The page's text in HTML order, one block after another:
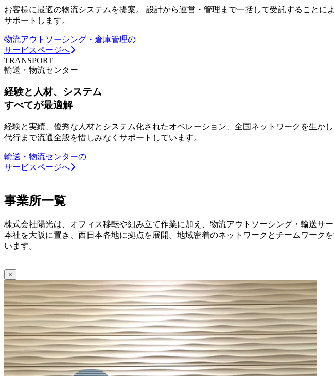
お客様に最適の物流システムを提案。 設計から運営・管理まで一括して受託すること
サポートします。
物流アウトソーシング・倉庫管理の
サービスページへ
TRANSPORT
輸送・物流センター
経験と人材、システム
すべてが最適解
経験と実績、優秀な人材とシステム化されたオペレーション、全国ネットワークを生
代行まで流通全般を惜しみなくサポートしています。
輸送・物流センターの
サービスページへ
事業所一覧
株式会社陽光は、オフィス移転や組み立て作業に加え、物流アウトソーシング・輸送サ
本社を大阪に置き、西日本各地に拠点を展開。地域密着のネットワークとチームワーク
います。
×